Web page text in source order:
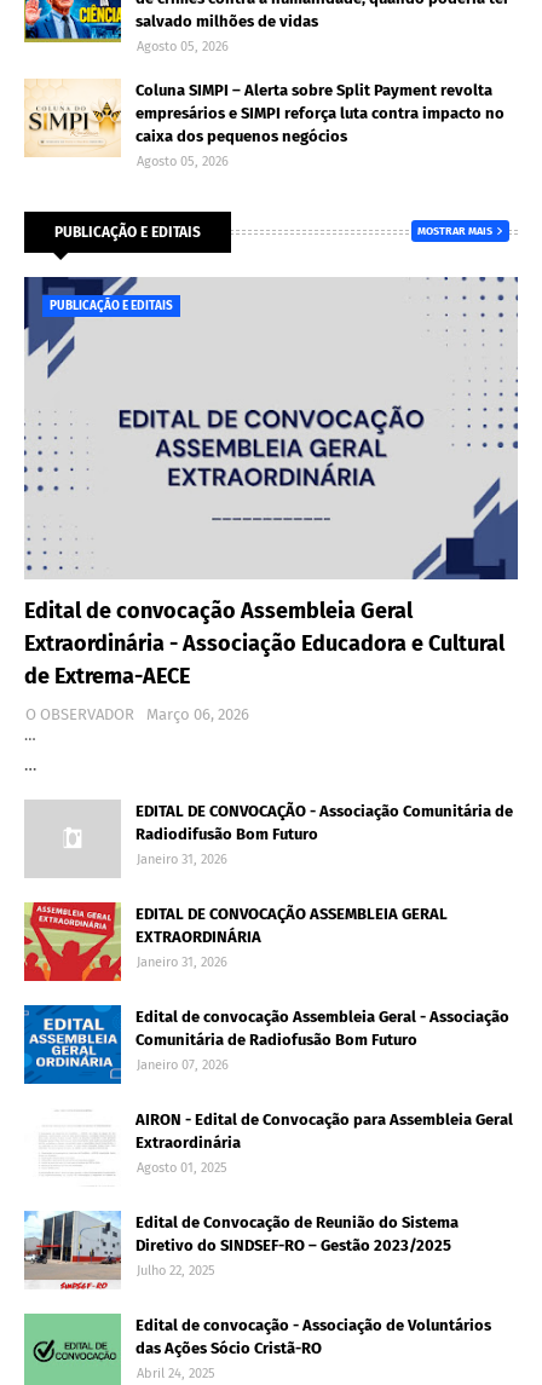
salvado milhões de vidas
Agosto 05, 2026
Coluna SIMPI – Alerta sobre Split Payment revolta
empresários e SIMPI reforça luta contra impacto no
caixa dos pequenos negócios
Agosto 05, 2026
PUBLICAÇÃO E EDITAIS MOSTRAR MAIS
PUBLICAÇÃO E EDITAIS
Edital de convocação Assembleia Geral
Extraordinária - Associação Educadora e Cultural
de Extrema-AECE
O OBSERVADOR
Março 06, 2026
…
…
EDITAL DE CONVOCAÇÃO - Associação Comunitária de
Radiodifusão Bom Futuro
Janeiro 31, 2026
EDITAL DE CONVOCAÇÃO ASSEMBLEIA GERAL
EXTRAORDINÁRIA
Janeiro 31, 2026
Edital de convocação Assembleia Geral - Associação
Comunitária de Radiofusão Bom Futuro
Janeiro 07, 2026
AIRON - Edital de Convocação para Assembleia Geral
Extraordinária
Agosto 01, 2025
Edital de Convocação de Reunião do Sistema
Diretivo do SINDSEF-RO – Gestão 2023/2025
Julho 22, 2025
Edital de convocação - Associação de Voluntários
das Ações Sócio Cristã-RO
Abril 24, 2025